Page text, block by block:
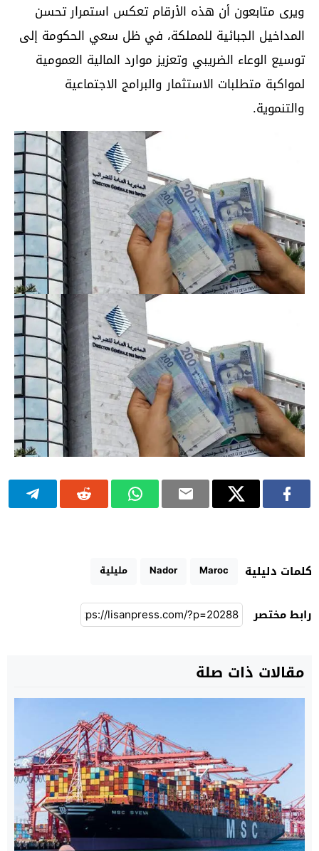
ويرى متابعون أن هذه الأرقام تعكس استمرار تحسن
المداخيل الجبائية للمملكة، في ظل سعي الحكومة إلى
توسيع الوعاء الضريبي وتعزيز موارد المالية العمومية
لمواكبة متطلبات الاستثمار والبرامج الاجتماعية
والتنموية.
كلمات دليلية Maroc
Nador مليلية
رابط مختصر
مقالات ذات صلة